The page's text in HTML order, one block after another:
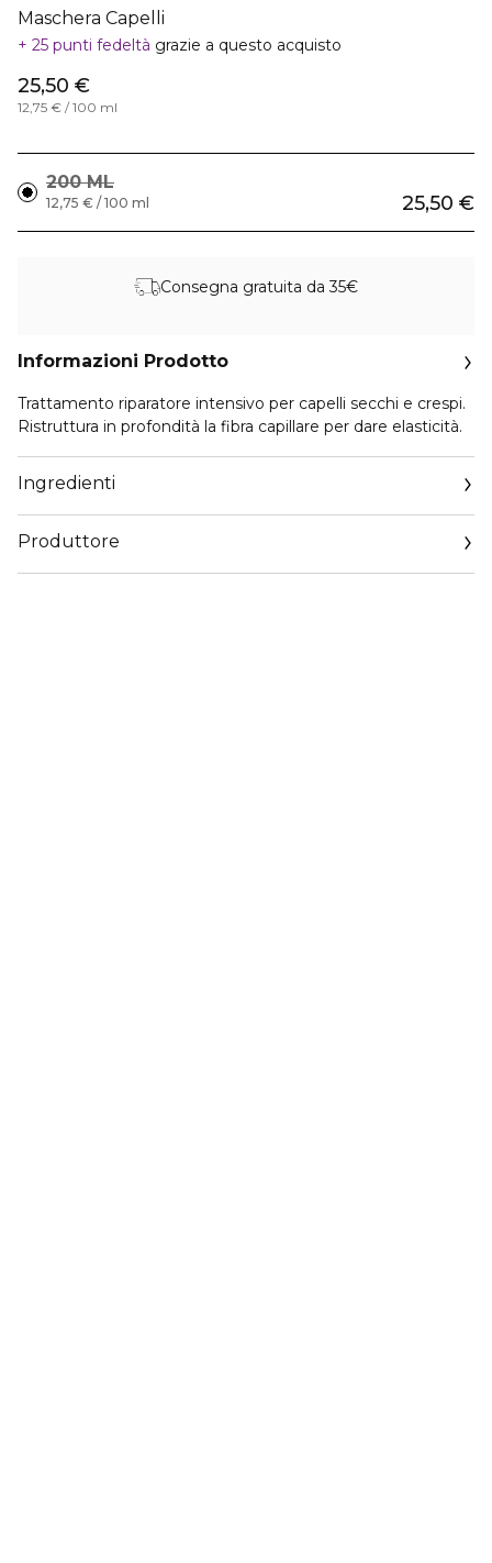
Maschera Capelli
25 punti fedeltà grazie a questo acquisto
25,50 €
12,75 € / 100 ml
200 ML
25,50 €
12,75 € / 100 ml
Consegna gratuita da 35€
Informazioni Prodotto
Trattamento riparatore intensivo per capelli secchi e crespi.
Ristruttura in profondità la fibra capillare per dare elasticità.
Ingredienti
Produttore